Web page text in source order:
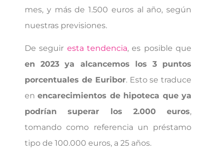
mes, y más de 1.500 euros al año, según
nuestras previsiones.
De seguir esta tendencia, es posible que
en 2023 ya alcancemos los 3 puntos
porcentuales de Euribor. Esto se traduce
enencarecimientos de hipoteca que ya
podrían superar los 2.000 euros,
tomando como referencia un préstamo
tipo de 100.000 euros, a 25 años.